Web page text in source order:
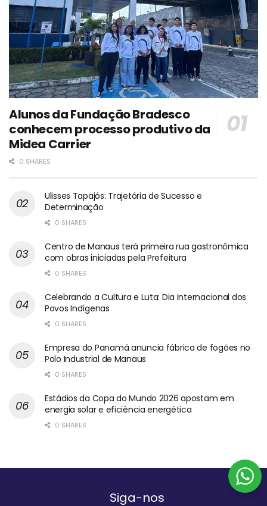
Alunos da Fundação Bradesco
conhecem processo produtivo da
Midea Carrier
0 SHARES
Ulisses Tapajós: Trajetória de Sucesso e
Determinação
0 SHARES
Centro de Manaus terá primeira rua gastronômica
com obras iniciadas pela Prefeitura
0 SHARES
Celebrando a Cultura e Luta: Dia Internacional dos
Povos Indígenas
0 SHARES
Empresa do Panamá anuncia fábrica de fogões no
Polo Industrial de Manaus
0 SHARES
Estádios da Copa do Mundo 2026 apostam em
energia solar e eficiência energética
0 SHARES
Siga-nos